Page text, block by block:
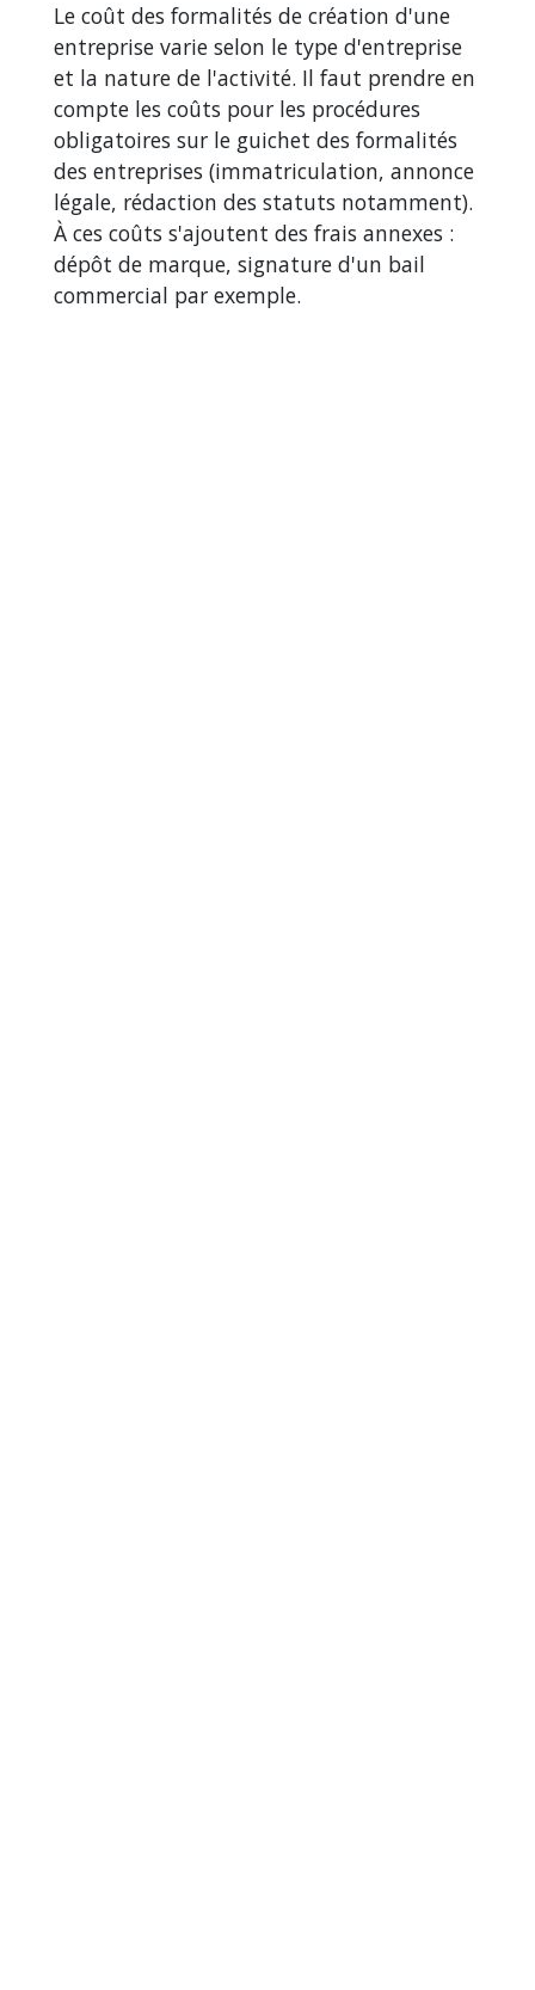
Le coût des formalités de création d'une
entreprise varie selon le type d'entreprise
et la nature de l'activité. Il faut prendre en
compte les coûts pour les procédures
obligatoires sur le guichet des formalités
des entreprises (immatriculation, annonce
légale, rédaction des statuts notamment).
À ces coûts s'ajoutent des frais annexes :
dépôt de marque, signature d'un bail
commercial par exemple.